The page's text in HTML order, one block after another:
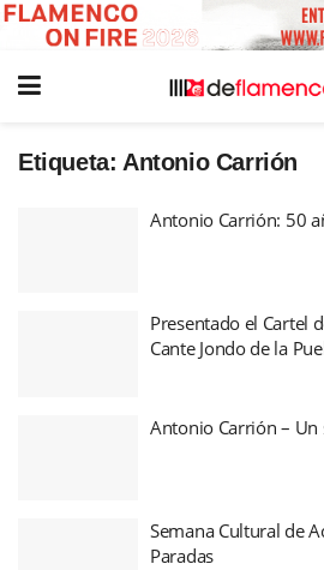
Etiqueta: Antonio Carrión
Antonio Carrión: 50
Presentado el Cartel
Cante Jondo de la
Antonio Carrión –
Semana Cultural de
Paradas